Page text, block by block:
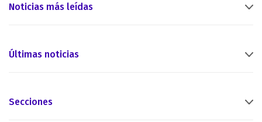
Noticias más leídas
Últimas noticias
Secciones